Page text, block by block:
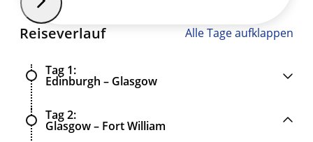
Reiseverlauf Alle Tage aufklappen
Tag 1
Edinburgh – Glasgow
Tag 2
Glasgow – Fort William